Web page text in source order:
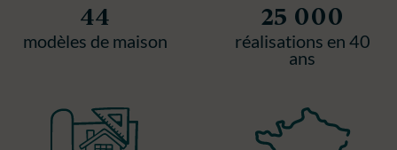
44
modèles de maison
25 000
réalisations en 40
ans